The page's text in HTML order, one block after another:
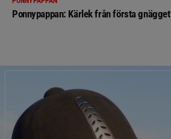
Ponnypappan: Kärlek från första gnägget